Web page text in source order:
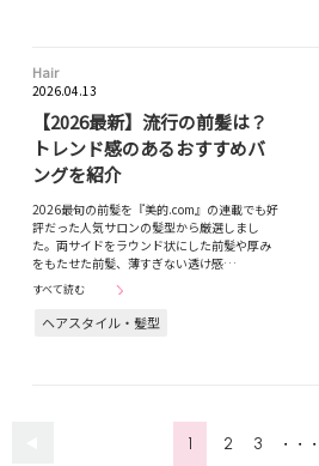
Hair
2026.04.13
【2026最新】流行の前髪は？
トレンド感のあるおすすめバ
ングを紹介
2026最旬の前髪を『美的.com』の連載でも好
評だった人気サロンの髪型から厳選しまし
た。両サイドをラウンド状にした前髪や厚み
をもたせた前髪、薄すぎない透け感…
すべて読む
ヘアスタイル・髪型
1 2 3 ・・・